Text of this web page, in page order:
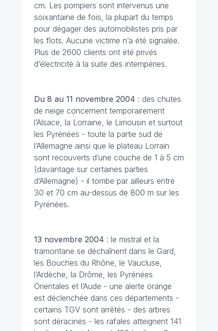
cm. Les pompiers sont intervenus une
soixantaine de fois, la plupart du temps
pour dégager des automobilistes pris par
les flots. Aucune victime n’a été signalée.
Plus de 2600 clients ont été privés
d’électricité à la suite des intempéries.
Du 8 au 11 novembre 2004 : des chutes
de neige concernent temporairement
l’Alsace, la Lorraine, le Limousin et surtout
les Pyrénées - toute la partie sud de
l’Allemagne ainsi que le plateau Lorrain
sont recouverts d’une couche de 1 à 5 cm
(davantage sur certaines parties
d’Allemagne) - il tombe par ailleurs entre
30 et 70 cm au-dessus de 800 m sur les
Pyrénées.
13 novembre 2004 : le mistral et la
tramontane se déchaînent dans le Gard,
les Bouches du Rhône, le Vaucluse,
l’Ardèche, la Drôme, les Pyrénées
Orientales et l’Aude - une alerte orange
est déclenchée dans ces départements -
certains TGV sont arrêtés - des arbres
sont déracinés - les rafales atteignent 141